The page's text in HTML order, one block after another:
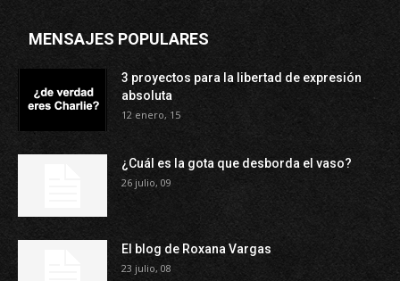
MENSAJES POPULARES
3 proyectos para la libertad de expresión
absoluta
12 enero, 15
¿Cuál es la gota que desborda el vaso?
26 julio, 09
El blog de Roxana Vargas
23 julio, 08